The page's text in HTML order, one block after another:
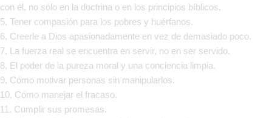
con él, no sólo en la doctrina o en los principios bíblicos.
5. Tener compasión para los pobres y huérfanos.
6. Creerle a Dios apasionadamente en vez de demasiado poco.
7. La fuerza real se encuentra en servir, no en ser servido.
8. El poder de la pureza moral y una conciencia limpia.
9. Cómo motivar personas sin manipularlos.
10. Cómo manejar el fracaso.
11. Cumplir sus promesas.